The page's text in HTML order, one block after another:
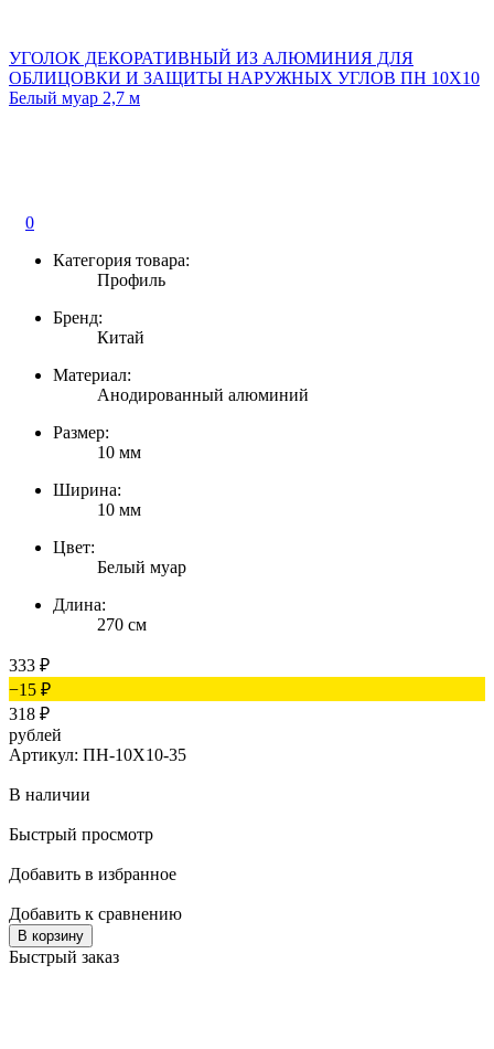
УГОЛОК ДЕКОРАТИВНЫЙ ИЗ АЛЮМИНИЯ ДЛЯ
ОБЛИЦОВКИ И ЗАЩИТЫ НАРУЖНЫХ УГЛОВ ПН 10Х10
Белый муар 2,7 м
0
Категория товара:
Профиль
Бренд:
Китай
Материал:
Анодированный алюминий
Размер:
10 мм
Ширина:
10 мм
Цвет:
Белый муар
Длина:
270 см
333 ₽
−15 ₽
318 ₽
рублей
Артикул: ПН-10Х10-35
В наличии
Быстрый просмотр
Добавить в избранное
Добавить к сравнению
В корзину
Быстрый заказ